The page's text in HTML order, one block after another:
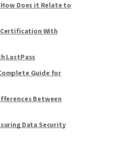
How Does it Relate to
Certification With
LastPass
Guide for
Between
Data Security